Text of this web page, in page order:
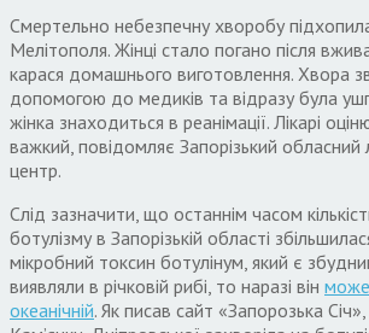
Смертельно небезпечну хворобу
Мелітополя. Жінці стало погано після
карася домашнього виготовлення. Хвора
допомогою до медиків та відразу була
жінка знаходиться в реанімації. Лікарі
важкий, повідомляє Запорізький
центр.
Слід зазначити, що останнім часом
ботулізму в Запорізькій області
мікробний токсин ботулінум, який є
виявляли в річковій рибі, то наразі він може
океанічній. Як писав сайт «Запорозька